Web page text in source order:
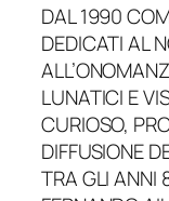
DAL 1990
DEDICATI AL
LUNATICI E
CURIOSO,
DIFFUSIONE
TRA GLI ANNI